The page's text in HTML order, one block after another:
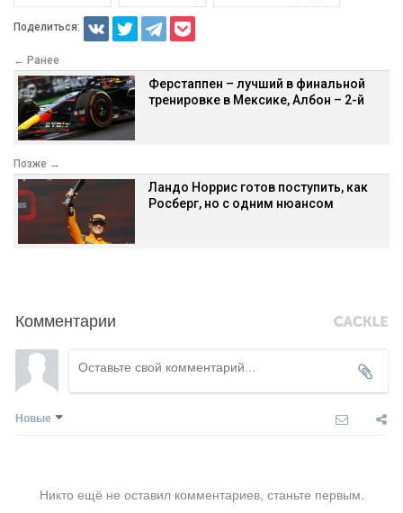
Поделиться:
← Ранее
Ферстаппен – лучший в финальной
тренировке в Мексике, Албон – 2-й
Позже →
Ландо Норрис готов поступить, как
Росберг, но с одним нюансом
Комментарии
Новые
Никто ещё не оставил комментариев, станьте первым.